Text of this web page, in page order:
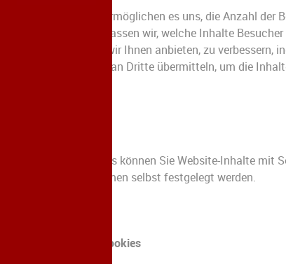
Analytische Cookies ermöglichen es uns, die Anzahl
verwenden. Zudem erfassen wir, welche Inhalte
uns, den Service, den wir Ihnen anbieten, zu
demografische Daten an Dritte übermitteln, um die
Mit Hilfe dieser Cookies können Sie Website-Inhalte
Social-Media-Plattformen selbst festgelegt werden.
Zielgerichtete Werbecookies